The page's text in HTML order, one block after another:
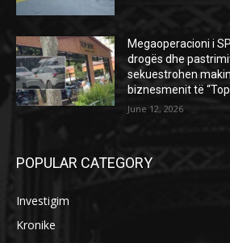
Megaoperacioni i
drogës dhe
sekuestrohen
biznesmenit të “Top
June 12, 2026
POPULAR CATEGORY
Investigim
Kronike